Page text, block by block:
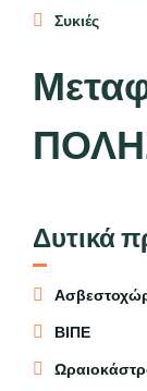
Συκιές
Δυτικά
ΒΙΠΕ